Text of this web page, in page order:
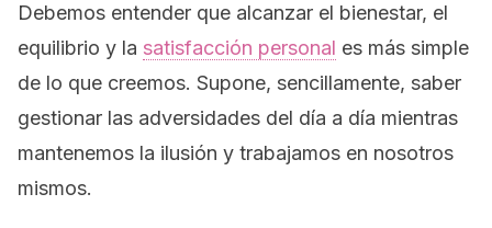
Debemos entender que alcanzar el bienestar, el
equilibrio y la satisfacción personal es más simple
de lo que creemos. Supone, sencillamente, saber
gestionar las adversidades del día a día mientras
mantenemos la ilusión y trabajamos en nosotros
mismos.